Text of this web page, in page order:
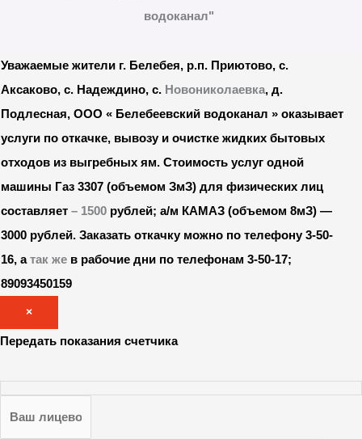
водоканал"
Уважаемые жители г. Белебея, р.п. Приютово, с.
Аксаково, с. Надеждино, с. Новониколаевка, д.
Подлесная, ООО « Белебеевский водоканал » оказывает
услуги по откачке, вывозу и очистке жидких бытовых
отходов из выгребных ям. Стоимость услуг одной
машины Газ 3307 (объемом ЗмЗ) для физических лиц
составляет– 1500 рублей; а/м КАМАЗ (объемом 8мЗ) —
3000 рублей.Заказать откачку можно по телефону 3-50-
16, атак же в рабочие дни по телефонам 3-50-17;
89093450159
×
Передать показания счетчика